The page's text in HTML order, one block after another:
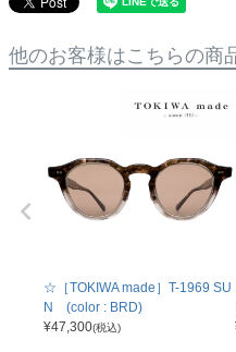
他のお客様はこちらの商
☆［TOKIWA made］T-1969 SU
N (color : BRD)
¥47,300(税込)